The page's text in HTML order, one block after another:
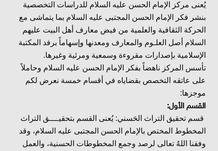
يُعنى مركز الإمام الحسن عليه السلام للدراسات التخصصية
بنشر فكر الإمام الحسن المجتبى عليه السلام بما يتماشى مع
الحركة الثقافية والعلمية من فيض معارف أهل البيت عليهم
السلام أصل العلـوم والمعارف ومعدنها وإسهاماً برفد المكتبة
الإسلامية بإصدارات مقروءة وسمعية ومرئية وغيرها.
تأسس المركز ناهضاً بفكر الإمام الحسن عليه السلام وحاملاً
على عاتقه التخصص بقضاياه في أقسام خمسة نعرض لكم
موجزها:
القسم الأول:
قسم تحقيق التراث الحَسني: يُعنى القسم بتحقيــــق التراث
المخطوط المختص بالإمام الحسن المجتبى عليه السلام، وقد
وفقنا اللهُ تعالى لرصد وجمع المخطوطات الحسنية، والعمل